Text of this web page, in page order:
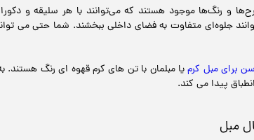
و رنگ‌ها موجود هستند که می‌توانند با هر سلیقه و
جلوه‌ای متفاوت به فضای داخلی ببخشند. شما حتی می
برای مبل کرمیا مبلمان با تن های کرم قهوه ای رنگ هستند.
پیدا می کند.
مبل